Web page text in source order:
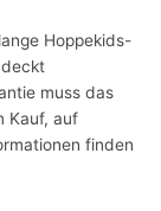
Hoppekids-
deckt
muss das
Kauf, auf
finden